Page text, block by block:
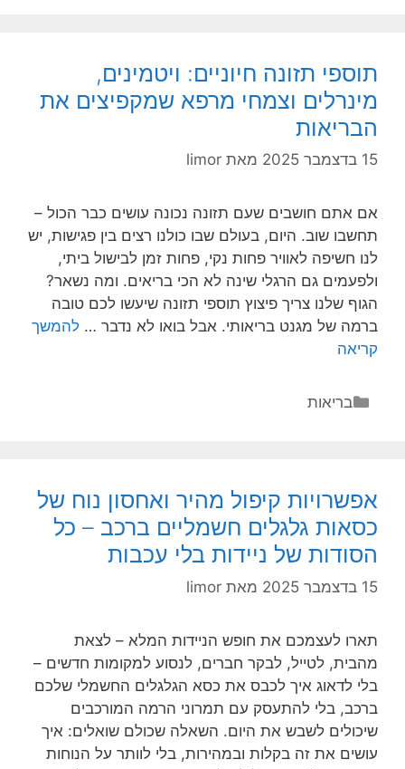
יכול
להפוך
של
ניקיון
ובריאות
תוספי תזונה חיוניים: ויטמינים,
מינרלים וצמחי מרפא שמקפיצים את
הבריאות
15 בדצמבר 2025 מאת limor
אם אתם חושבים שעם תזונה נכונה עושים כבר הכול –
תחשבו שוב. היום, בעולם שבו כולנו רצים בין פגישות, יש
לנו חשיפה לאוויר פחות נקי, פחות זמן לבישול ביתי,
ולפעמים גם הרגלי שינה לא הכי בריאים. ומה נשאר?
הגוף שלנו צריך פיצוץ תוספי תזונה שיעשו לכם טובה
ברמה של מגנט בריאותי. אבל בואו לא נדבר … להמשך
קריאה
שמקפיצים
את
הבריאות
קטגוריות
בריאות
אפשרויות קיפול מהיר ואחסון נוח של
כסאות גלגלים חשמליים ברכב – כל
הסודות של ניידות בלי עכבות
15 בדצמבר 2025 מאת limor
תארו לעצמכם את חופש הניידות המלא – לצאת
מהבית, לטייל, לבקר חברים, לנסוע למקומות חדשים –
בלי לדאוג איך לכבס את כסא הגלגלים החשמלי שלכם
ברכב, בלי להתעסק עם תמרוני הרמה המורכבים
שיכולים לשבש את היום. השאלה שכולם שואלים: איך
עושים את זה בקלות ובמהירות, בלי לוותר על הנוחות